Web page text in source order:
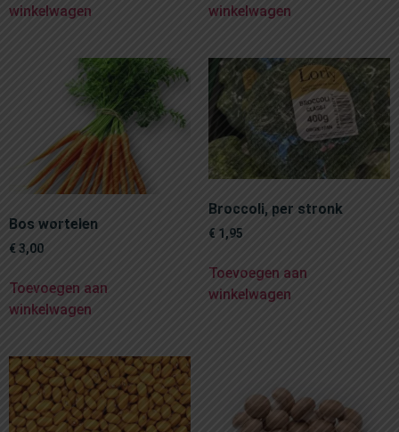
winkelwagen
winkelwagen
Bos wortelen
€3,00
Toevoegen aan
winkelwagen
Broccoli, per stronk
€ 1,95
Toevoegen aan
winkelwagen